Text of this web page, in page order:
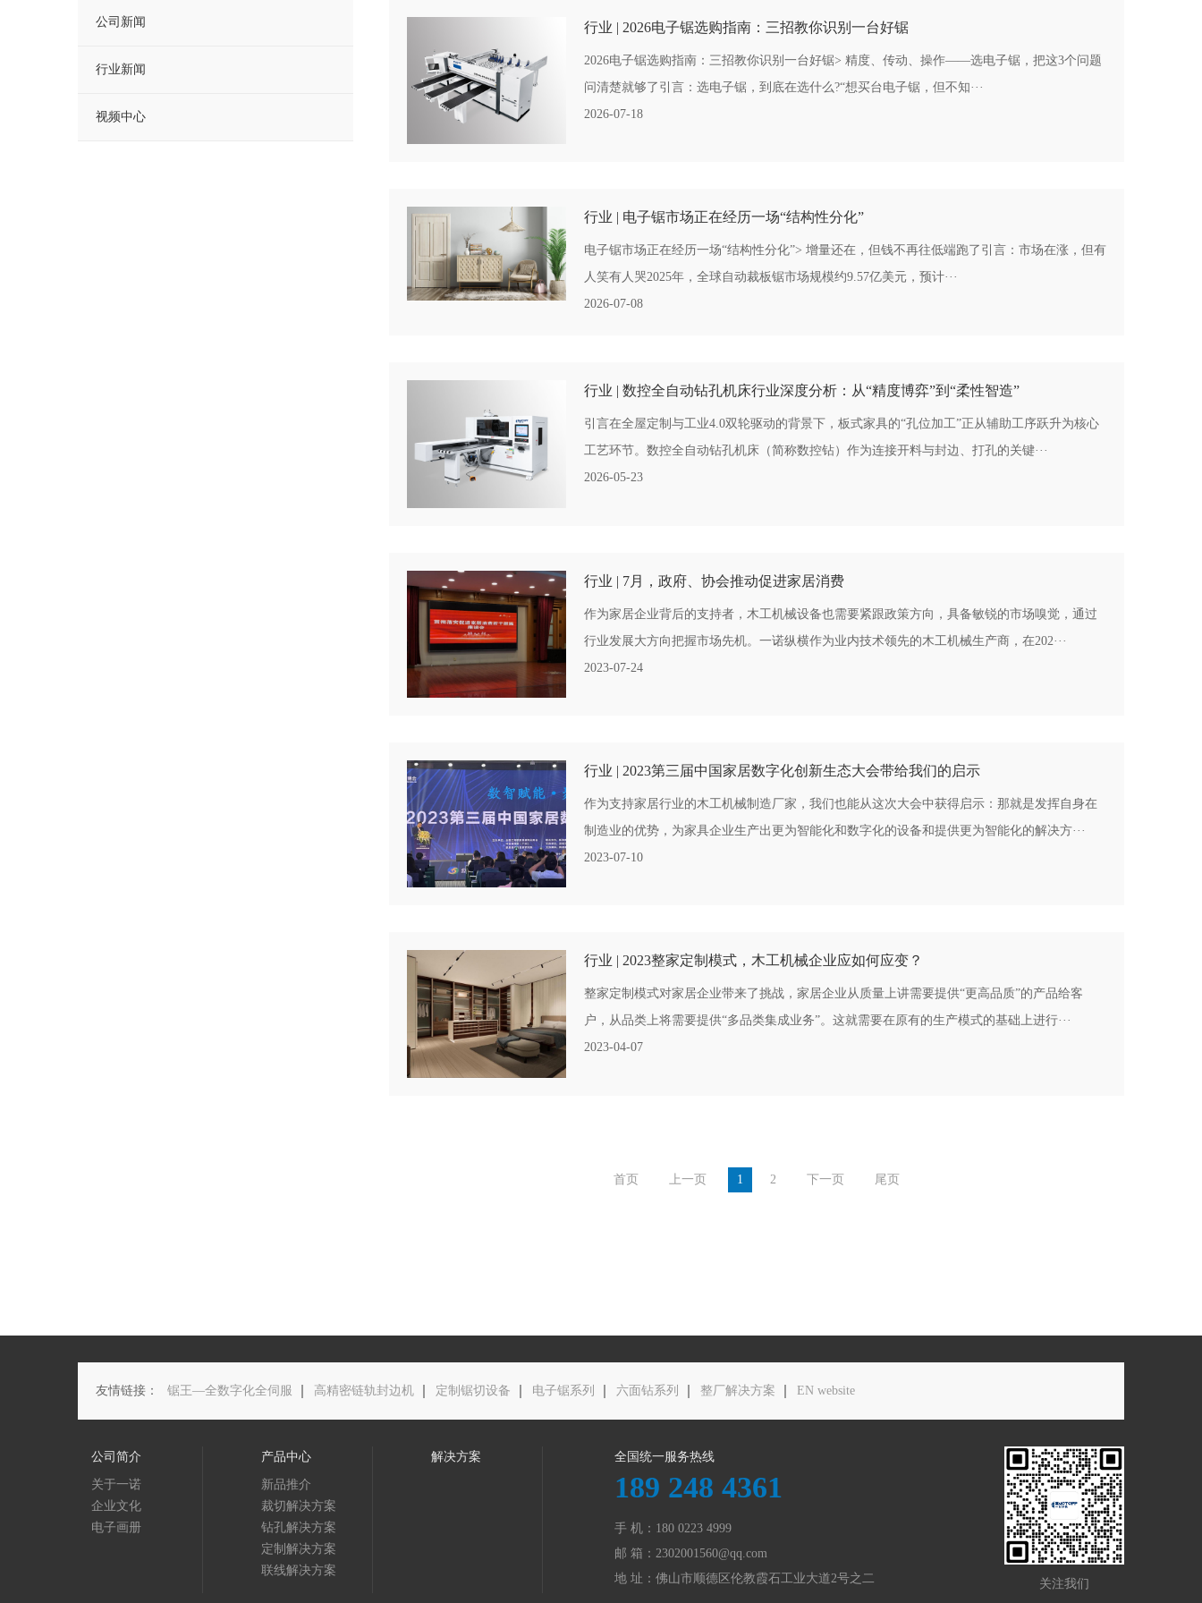
公司新闻
行业新闻
视频中心
行业 | 2026电子锯选购指南：三招教你识别一台好锯
2026电子锯选购指南：三招教你识别一台好锯> 精度、传动、操作——选电子锯，把这3个问题
问清楚就够了引言：选电子锯，到底在选什么?“想买台电子锯，但不知···
2026-07-18
行业 | 电子锯市场正在经历一场“结构性分化”
电子锯市场正在经历一场“结构性分化”> 增量还在，但钱不再往低端跑了引言：市场在涨，但有
人笑有人哭2025年，全球自动裁板锯市场规模约9.57亿美元，预计···
2026-07-08
行业 | 数控全自动钻孔机床行业深度分析：从“精度博弈”到“柔性智造”
引言在全屋定制与工业4.0双轮驱动的背景下，板式家具的“孔位加工”正从辅助工序跃升为核心
工艺环节。数控全自动钻孔机床（简称数控钻）作为连接开料与封边、打孔的关键···
2026-05-23
行业 | 7月，政府、协会推动促进家居消费
作为家居企业背后的支持者，木工机械设备也需要紧跟政策方向，具备敏锐的市场嗅觉，通过
行业发展大方向把握市场先机。一诺纵横作为业内技术领先的木工机械生产商，在202···
2023-07-24
行业 | 2023第三届中国家居数字化创新生态大会带给我们的启示
作为支持家居行业的木工机械制造厂家，我们也能从这次大会中获得启示：那就是发挥自身在
制造业的优势，为家具企业生产出更为智能化和数字化的设备和提供更为智能化的解决方···
2023-07-10
行业 | 2023整家定制模式，木工机械企业应如何应变？
整家定制模式对家居企业带来了挑战，家居企业从质量上讲需要提供“更高品质”的产品给客
户，从品类上将需要提供“多品类集成业务”。这就需要在原有的生产模式的基础上进行···
2023-04-07
首页 上一页 1 2 下一页 尾页
友情链接： 锯王—全数字化全伺服 高精密链轨封边机 定制锯切设备 电子锯系列 六面钻系列 整厂解决方案 EN website
公司简介
关于一诺
企业文化
电子画册
产品中心
新品推介
裁切解决方案
钻孔解决方案
定制解决方案
联线解决方案
解决方案 全国统一服务热线
189 248 4361
手 机：180 0223 4999
邮 箱： 2302001560@qq.com
地 址：佛山市顺德区伦教霞石工业大道2号之二
关注我们